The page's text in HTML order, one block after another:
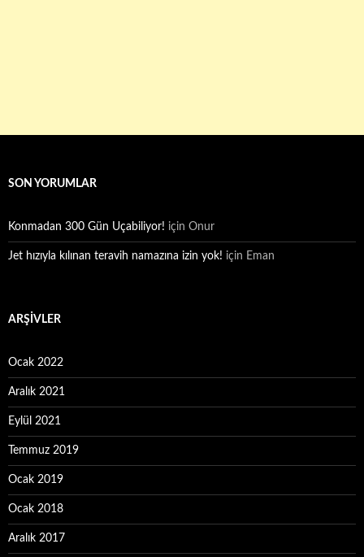
SON YORUMLAR
Konmadan 300 Gün Uçabiliyor! için Onur
Jet hızıyla kılınan teravih namazına izin yok! için Eman
ARŞIVLER
Ocak 2022
Aralık 2021
Eylül 2021
Temmuz 2019
Ocak 2019
Ocak 2018
Aralık 2017